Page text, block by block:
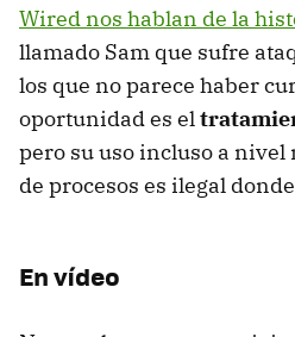
Wired nos hablan de la
llamado Sam que sufre
los que no parece haber
oportunidad es el
pero su uso incluso a nivel
de procesos es ilegal
En vídeo